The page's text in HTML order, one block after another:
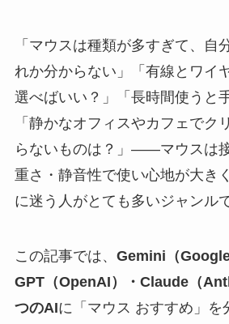
「マウスは種類が多すぎて、自
れか分からない」「有線とワイ
選べばいい？」「長時間使うと
「静かなオフィスやカフェでク
らないものは？」——マウスは
重さ・静音性で使い心地が大き
に迷う人がとても多いジャンル
この記事では、 Gemini（Google
GPT（OpenAI）・Claude（
つのAIに「マウス おすすめ」を